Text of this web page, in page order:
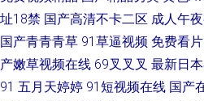
址18禁 国产高清不卡二区 成人午
国产青青青草 91草逼视频 免费看
产嫩草视频在线 69叉叉叉 最新日
91 五月天婷婷 91短视频在线 国产